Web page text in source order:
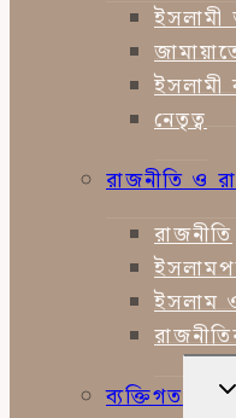
ইসলামী
ইসলামী
নেতৃত্ব
রাজনীতি ও
রাজনীতি
ইসলাম ও
ব্যক্তিগত